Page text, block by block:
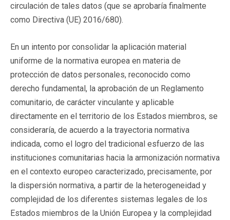
circulación de tales datos (que se aprobaría finalmente
como Directiva (UE) 2016/680).
En un intento por consolidar la aplicación material
uniforme de la normativa europea en materia de
protección de datos personales, reconocido como
derecho fundamental, la aprobación de un Reglamento
comunitario, de carácter vinculante y aplicable
directamente en el territorio de los Estados miembros, se
consideraría, de acuerdo a la trayectoria normativa
indicada, como el logro del tradicional esfuerzo de las
instituciones comunitarias hacia la armonización normativa
en el contexto europeo caracterizado, precisamente, por
la dispersión normativa, a partir de la heterogeneidad y
complejidad de los diferentes sistemas legales de los
Estados miembros de la Unión Europea y la complejidad